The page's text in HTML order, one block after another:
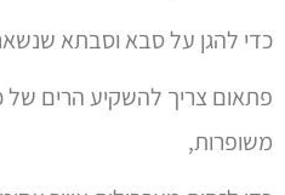
כדי להגן על סבא וסבתא
פתאום צריך להשקיע הרים של
משופרות,